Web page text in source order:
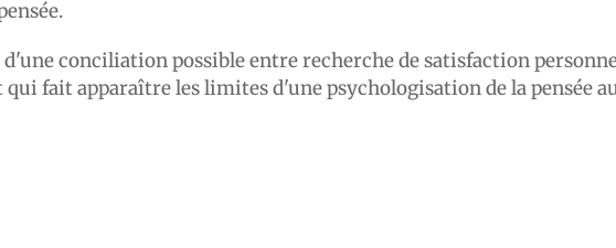
conciliation possible entre recherche de satisfaction
fait apparaître les limites d'une psychologisation de la pensée